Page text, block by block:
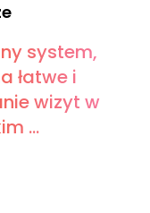
system,
łatwe i
wizyt w
...